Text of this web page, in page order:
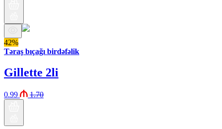
42%
Təraş bıçağı birdəfəlik
Gillette 2li
0.99 1.70